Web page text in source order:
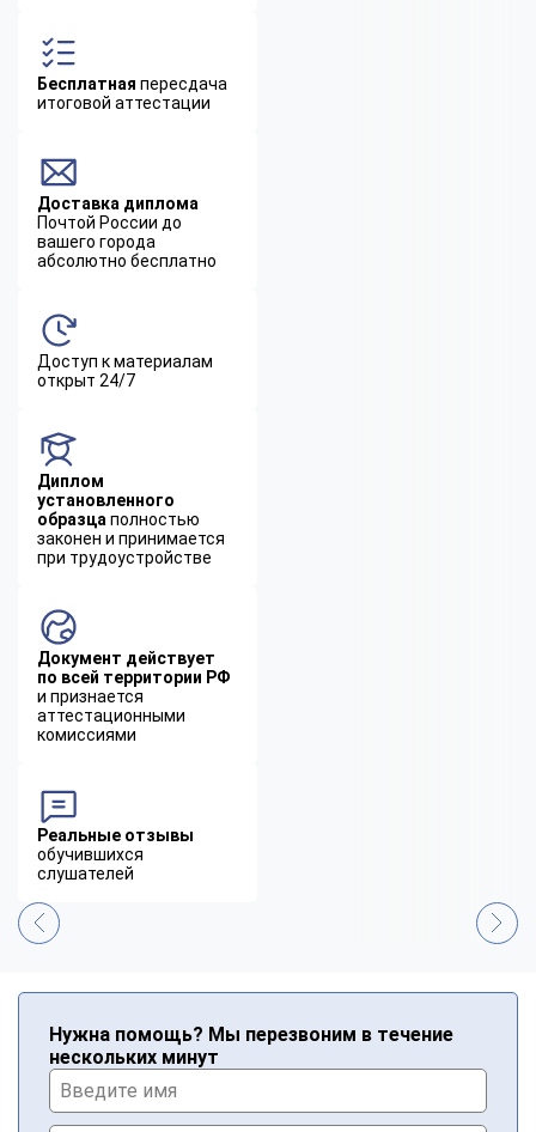
Бесплатная пересдача
итоговой аттестации
Доставка диплома
Почтой России до
вашего города
абсолютно бесплатно
Доступ к материалам
открыт 24/7
Диплом
установленного
образца полностью
законен и принимается
при трудоустройстве
Документ действует
по всей территории РФ
и признается
аттестационными
комиссиями
Реальные отзывы
обучившихся
слушателей
Нужна помощь? Мы перезвоним в течение
нескольких минут